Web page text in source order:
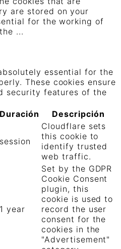
are stored on your
for the working of
...
essential for the
These cookies ensure
security features of the
Duración Descripción
session
Cloudflare sets
this cookie to
identify trusted
web traffic.
1 year
Set by the GDPR
Cookie Consent
plugin, this
cookie is used to
record the user
consent for the
cookies in the
"Advertisement"